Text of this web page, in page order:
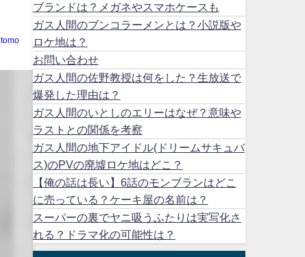
tomo
ブランドは？メガネやスマホケースも
ガス人間のブンコラーメンとは？小説版や
ロケ地は？
お問い合わせ
ガス人間の佐野教授は何をした？生放送で
爆発した理由は？
ガス人間のいとしのエリーはなぜ？意味や
ラストとの関係を考察
ガス人間の地下アイドル(ドリームサキュバ
ス)のPVの廃墟ロケ地はどこ？
【俺の話は長い】6話のモンブランはどこ
に売っている？ケーキ屋の名前は？
スーパーの裏でヤニ吸うふたりは実写化さ
れる？ドラマ化の可能性は？